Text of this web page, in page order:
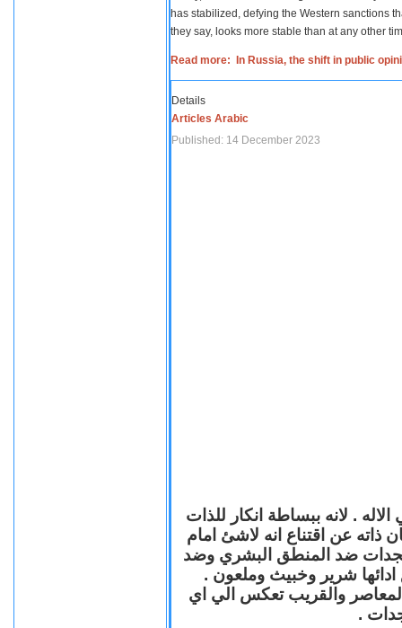
has stabilized, defying the Western sanctions
they say, looks more stable than at any other
Read more: In Russia, the shift in public
Details
Articles Arabic
Published: 14 December 2023
. لانه ببساطة انكار للذات
ذاته عن اقتناع انه لاشئ امام
ضد المنطق البشري وضد
ادائها شرير وخبيث وملعون .
المعاصر والقريب تعكس الي اي
.